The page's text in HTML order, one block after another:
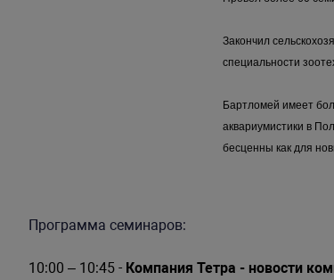
Закончил
специальности
Бартломей имеет
аквариумистики в
бесценны как для
Программа семинаров:
10:00 – 10:45 - Компания Тетра - новости